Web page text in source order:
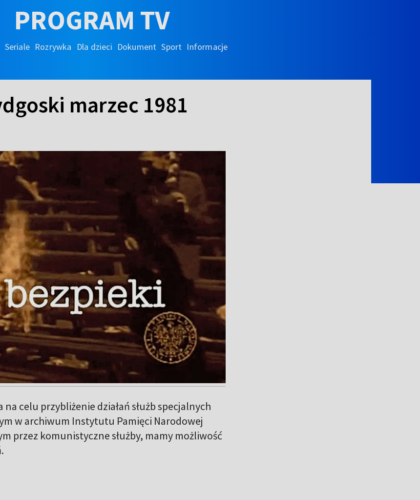
PROGRAM TV
Seriale Rozrywka Dla dzieci Dokument Sport Informacje
marzec 1981
celu przybliżenie działań służb specjalnych
w archiwum Instytutu Pamięci Narodowej
przez komunistyczne służby, mamy możliwość